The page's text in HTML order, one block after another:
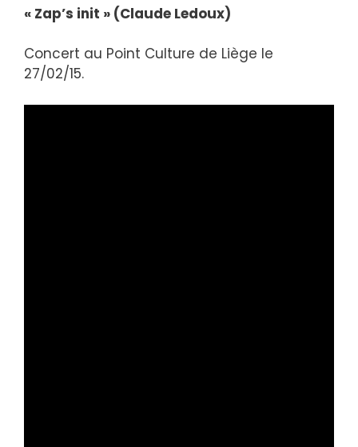
« Zap’s init » (Claude Ledoux)
Concert au Point Culture de Liège le
27/02/15.